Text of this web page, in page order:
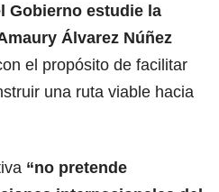
Gobierno estudie la
Álvarez Núñez
el propósito de facilitar
una ruta viable hacia
“no pretende